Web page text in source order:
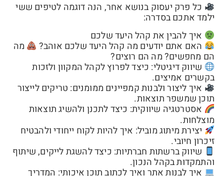
כל פרק יעסוק בנושא אחר, הנה דוגמה לטיפים ששי
ילמד אתכם בסדרה:
איך להבין את קהל היעד שלכם
האם אתם יודעים מה קהל היעד שלכם אוהב? מה
הם מחפשים? מה הם רוצים?
שיווק דיגיטלי: כיצד לפרוץ לקהל המקוון ולזכות
בקשרים אמיצים.
איך ליצור ולבנות קמפיינים ממומנים: טריקים לייצור
תוכן שמשפר תוצאות.
אסטרטגיה שיווקית: כיצד לתכנן ולהשיג תוצאות
מוצלחות.
יצירת מיתוג מוביל: איך להיות לקוח ייחודי ולהבטיח
זיכרון חיובי.
שיווק ברשתות חברתיות: כיצד להשגת לייקים, שיתוף
והתמקדות בקהל הנכון.
איך לבנות אתר ואיך לכתוב תוכן איכותי: המדריך